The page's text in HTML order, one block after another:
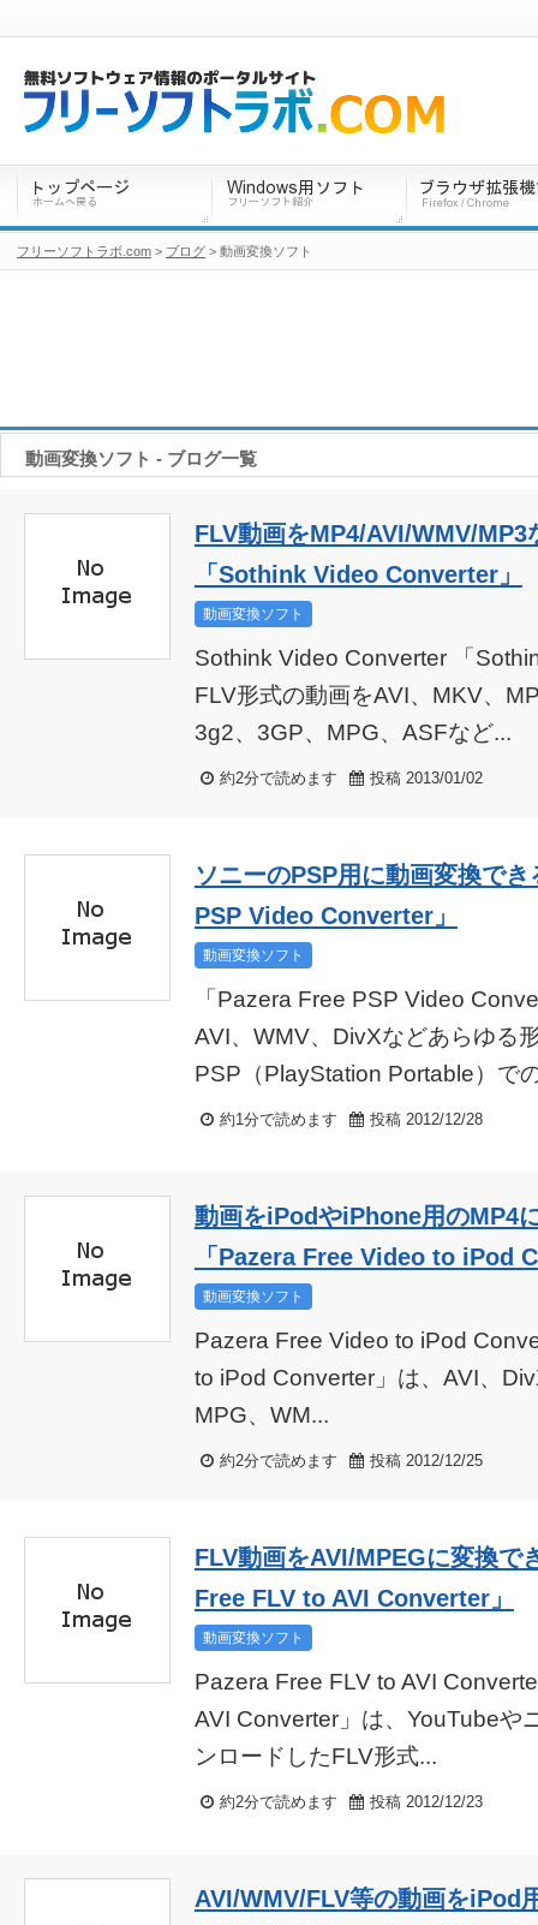
動画変換ソフト - ブログ一覧
FLV動画をMP4/AVI/WMV/
「Sothink Video Converter」
動画変換ソフト
Sothink Video Converter 「
FLV形式の動画をAVI、MKV、
3g2、3GP、MPG、ASFなど...
約2分で読めます 投稿 2013/01/02
ソニーのPSP用に動画変換で
PSP Video Converter」
動画変換ソフト
「Pazera Free PSP Video
AVI、WMV、DivXなどあらゆる
PSP（PlayStation Portable）で
約1分で読めます 投稿 2012/12/28
動画をiPodやiPhone用のMP4
「Pazera Free Video to iPod
動画変換ソフト
Pazera Free Video to iPod
to iPod Converter」は、AVI、
MPG、WM...
約2分で読めます 投稿 2012/12/25
FLV動画をAVI/MPEGに変換で
Free FLV to AVI Converter」
動画変換ソフト
Pazera Free FLV to AVI
AVI Converter」は、YouTubeや
ンロードしたFLV形式...
約2分で読めます 投稿 2012/12/23
AVI/WMV/FLV等の動画をiPod
フリーソフトラボ.com > ブログ > 動画変換ソフト